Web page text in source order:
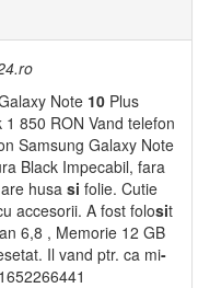
Note 10 Plus
1 850 RON Vand telefon
Samsung Galaxy Note
Black Impecabil, fara
husa si folie. Cutie
accesorii. A fost folosit
6,8 , Memorie 12 GB
Il vand ptr. ca mi-